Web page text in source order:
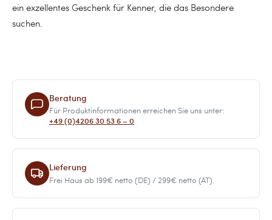
ein exzellentes Geschenk für Kenner, die das Besondere
suchen.
Beratung
Für Produktinformationen erreichen Sie uns unter:
+49 (0)4206 30 53 6 – 0
Lieferung
Frei Haus ab 199€ netto (DE) / 299€ netto (AT).